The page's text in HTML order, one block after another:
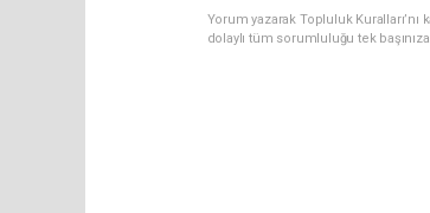
Yorum yazarak Topluluk
dolaylı tüm sorumluluğu tek